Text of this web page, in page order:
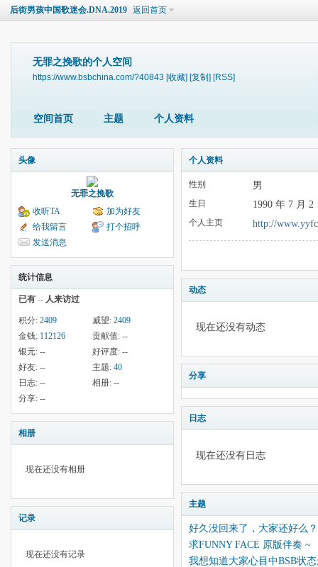
后街男孩中国歌迷会.DNA.2019 返回首页
无罪之挽歌的个人空间
https://www.bsbchina.com/?40843 [收藏] [复制] [RSS]
空间首页 主题 个人资料
头像
无罪之挽歌
收听TA
加为好友
给我留言
打个招呼
发送消息
统计信息
已有 -- 人来访过
积分: 2409 威望: 2409
金钱: 112126 贡献值: --
银元: -- 好评度: --
好友: -- 主题: 40
日志: -- 相册: --
分享: --
相册
现在还没有相册
记录
现在还没有记录
个人资料
性别 男
生日 1990 年 7 月 2
个人主页 http://
动态
现在还没有动态
分享
日志
现在还没有日志
主题
好久没回来了，大家还好么？
求FUNNY FACE 原版伴奏 ~
我想知道大家心目中BSB状